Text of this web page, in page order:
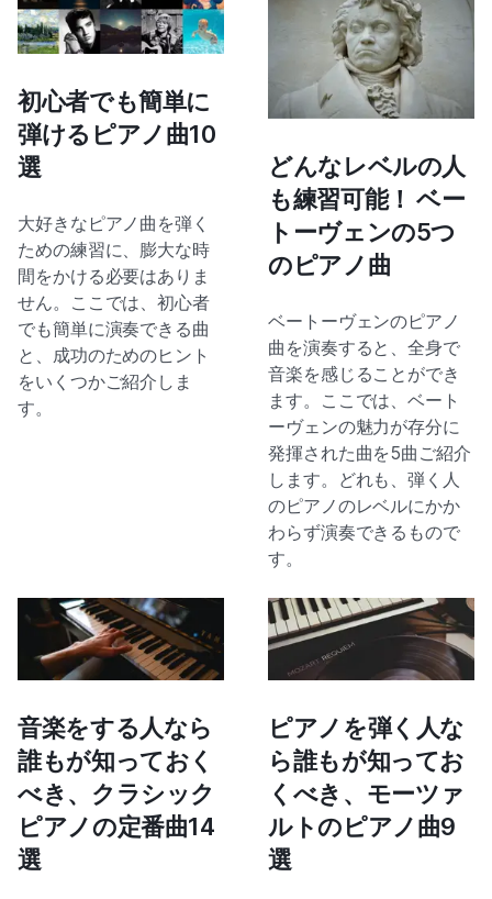
初心者でも簡単に
弾けるピアノ曲10
選
大好きなピアノ曲を弾く
ための練習に、膨大な時
間をかける必要はありま
せん。ここでは、初心者
でも簡単に演奏できる曲
と、成功のためのヒント
をいくつかご紹介しま
す。
どんなレベルの人
も練習可能！ ベー
トーヴェンの5つ
のピアノ曲
ベートーヴェンのピアノ
曲を演奏すると、全身で
音楽を感じることができ
ます。ここでは、ベート
ーヴェンの魅力が存分に
発揮された曲を5曲ご紹介
します。どれも、弾く人
のピアノのレベルにかか
わらず演奏できるもので
す。
音楽をする人なら
誰もが知っておく
べき、クラシック
ピアノの定番曲14
選
ピアノを弾く人な
ら誰もが知ってお
くべき、モーツァ
ルトのピアノ曲9
選